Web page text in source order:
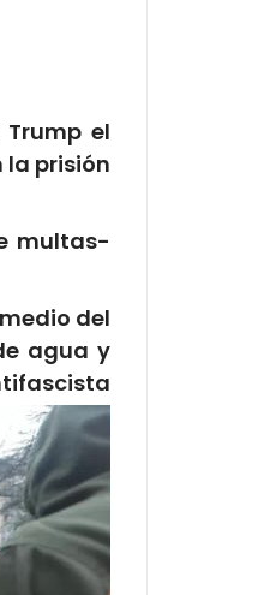
el
la prisión
multas-
del
agua y